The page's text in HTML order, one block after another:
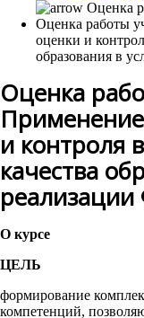
Оценка работы
оценки и
образования в
Оценка
и контроля
качества
О курсе
ЦЕЛЬ
формирование
компетенций,